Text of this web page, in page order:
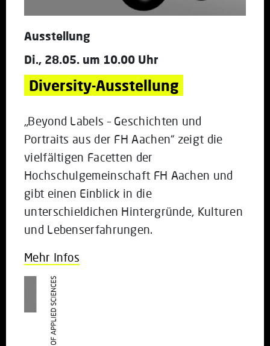
Ausstellung
Di., 28.05. um 10.00 Uhr
Diversity-Ausstellung
„Beyond Labels – Geschichten und
Portraits aus der FH Aachen“ zeigt die
vielfältigen Facetten der
Hochschulgemeinschaft FH Aachen und
gibt einen Einblick in die
unterschieldichen Hintergründe, Kulturen
und Lebenserfahrungen.
Mehr Infos